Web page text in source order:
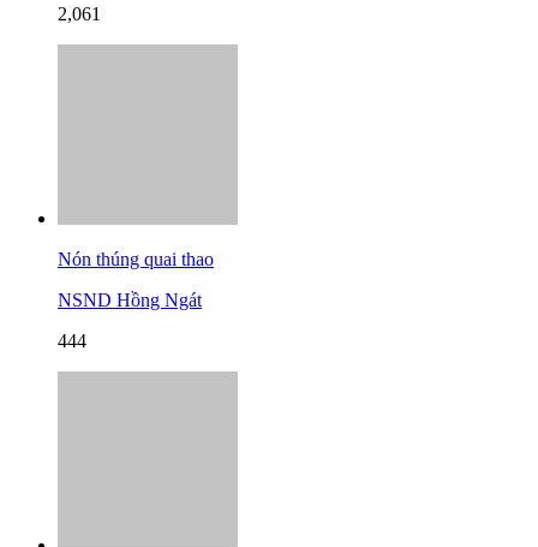
2,061
Nón thúng quai thao
NSND Hồng Ngát
444